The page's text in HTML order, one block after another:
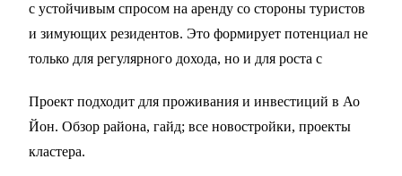
с устойчивым спросом на аренду со стороны туристов
и зимующих резидентов. Это формирует потенциал не
только для регулярного дохода, но и для роста с
Проект подходит для проживания и инвестиций в Ао
Йон. Обзор района, гайд; все новостройки, проекты
кластера.